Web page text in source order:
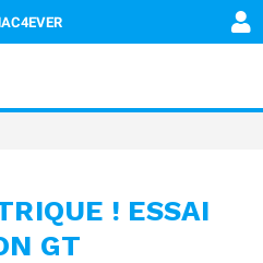
! ESSAI
GT